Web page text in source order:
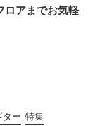
ロアまでお気軽
ター 特集